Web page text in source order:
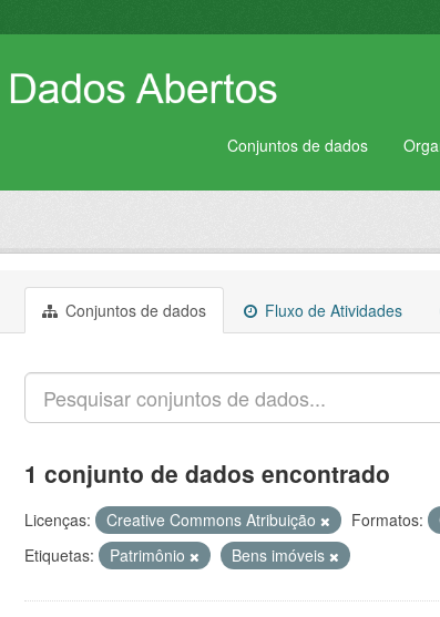
Conjuntos de dados
Conjuntos de dados Fluxo de Atividades
1 conjunto de dados encontrado
Licenças: Creative Commons Atribuição Formatos:
Etiquetas:
Patrimônio Bens imóveis